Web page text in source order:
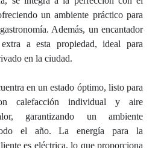
un ambiente práctico para
Además, un encantador
a esta propiedad, ideal para
en la ciudad.
en un estado óptimo, listo para
calefacción individual y aire
garantizando un ambiente
el año. La energía para la
es eléctrica, lo que proporciona